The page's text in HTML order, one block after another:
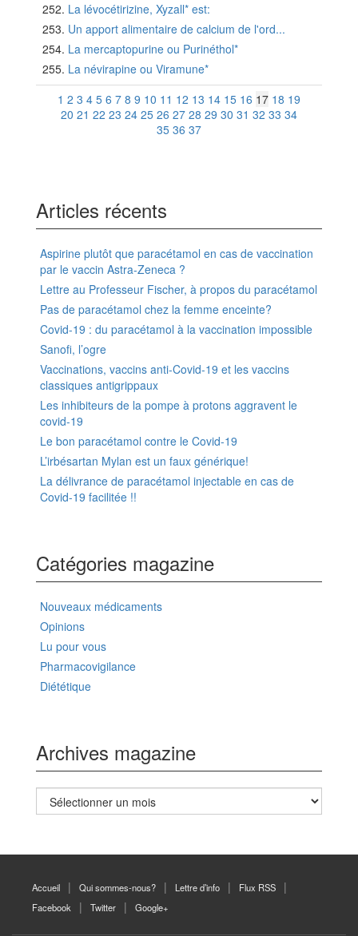
La lévocétirizine, Xyzall* est:
Un apport alimentaire de calcium de l'ord...
La mercaptopurine ou Purinéthol*
La névirapine ou Viramune*
1 2 3 4 5 6 7 8 9 10 11 12 13 14 15 16 17 18 19
20 21 22 23 24 25 26 27 28 29 30 31 32 33 34
35 36 37
Articles récents
Aspirine plutôt que paracétamol en cas de vaccination
par le vaccin Astra-Zeneca ?
Lettre au Professeur Fischer, à propos du paracétamol
Pas de paracétamol chez la femme enceinte?
Covid-19 : du paracétamol à la vaccination impossible
Sanofi, l’ogre
Vaccinations, vaccins anti-Covid-19 et les vaccins
classiques antigrippaux
Les inhibiteurs de la pompe à protons aggravent le
covid-19
Le bon paracétamol contre le Covid-19
L’irbésartan Mylan est un faux générique!
La délivrance de paracétamol injectable en cas de
Covid-19 facilitée !!
Catégories magazine
Nouveaux médicaments
Opinions
Lu pour vous
Pharmacovigilance
Diététique
Archives magazine
Archives
magazine
Accueil Qui sommes-nous? Lettre d’info
Flux RSS
Facebook
Twitter Google+